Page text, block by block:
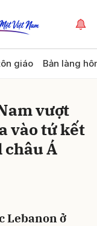
giáo Bản làng
vượt
vào tứ kết
châu Á
Lebanon ở